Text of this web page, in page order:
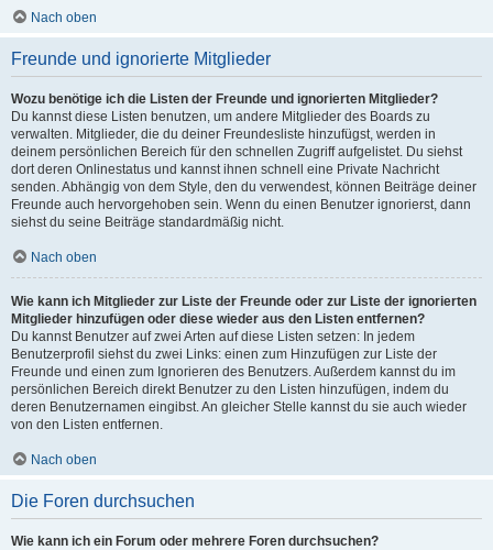
Nach oben
Freunde und ignorierte Mitglieder
Wozu benötige ich die Listen der Freunde und ignorierten Mitglieder?
Du kannst diese Listen benutzen, um andere Mitglieder des Boards zu
verwalten. Mitglieder, die du deiner Freundesliste hinzufügst, werden in
deinem persönlichen Bereich für den schnellen Zugriff aufgelistet. Du siehst
dort deren Onlinestatus und kannst ihnen schnell eine Private Nachricht
senden. Abhängig von dem Style, den du verwendest, können Beiträge deiner
Freunde auch hervorgehoben sein. Wenn du einen Benutzer ignorierst, dann
siehst du seine Beiträge standardmäßig nicht.
Nach oben
Wie kann ich Mitglieder zur Liste der Freunde oder zur Liste der ignorierten
Mitglieder hinzufügen oder diese wieder aus den Listen entfernen?
Du kannst Benutzer auf zwei Arten auf diese Listen setzen: In jedem
Benutzerprofil siehst du zwei Links: einen zum Hinzufügen zur Liste der
Freunde und einen zum Ignorieren des Benutzers. Außerdem kannst du im
persönlichen Bereich direkt Benutzer zu den Listen hinzufügen, indem du
deren Benutzernamen eingibst. An gleicher Stelle kannst du sie auch wieder
von den Listen entfernen.
Nach oben
Die Foren durchsuchen
Wie kann ich ein Forum oder mehrere Foren durchsuchen?